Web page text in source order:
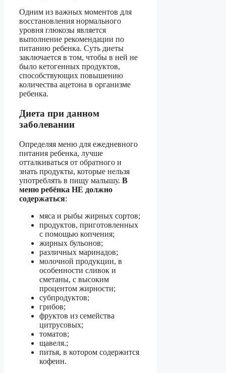
Одним из важных моментов для
восстановления нормального
уровня глюкозы является
выполнение рекомендации по
питанию ребенка. Суть диеты
заключается в том, чтобы в ней не
было кетогенных продуктов,
способствующих повышению
количества ацетона в организме
ребенка.
Диета при данном
заболевании
Определяя меню для ежедневного
питания ребенка, лучше
отталкиваться от обратного и
знать продукты, которые нельзя
употреблять в пищу малышу. В
меню ребёнка НЕ должно
содержаться:
мяса и рыбы жирных сортов;
продуктов, приготовленных
с помощью копчения;
жирных бульонов;
различных маринадов;
молочной продукции, в
особенности сливок и
сметаны, с высоким
процентом жирности;
субпродуктов;
грибов;
фруктов из семейства
цитрусовых;
томатов;
щавеля.;
питья, в котором содержится
кофеин.